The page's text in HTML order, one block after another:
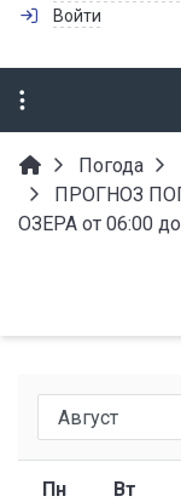
Войти
Погода
ПРОГНОЗ
ОЗЕРА от 06:00
Пн Вт